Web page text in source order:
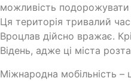
можливість подорожувати
Ця територія тривалий
Вроцлав дійсно вражає.
Відень, адже ці міста
Міжнародна мобільність